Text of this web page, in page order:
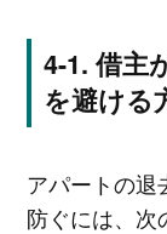
借主
を避ける
アパートの退
防ぐには、次